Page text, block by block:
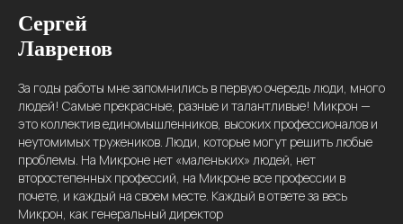
Сергей
Лавренов
За годы работы мне запомнились в первую очередь люди, много
людей! Самые прекрасные, разные и талантливые! Микрон —
это коллектив единомышленников, высоких профессионалов и
неутомимых тружеников. Люди, которые могут решить любые
проблемы. На Микроне нет «маленьких» людей, нет
второстепенных профессий, на Микроне все профессии в
почете, и каждый на своем месте. Каждый в ответе за весь
Микрон, как генеральный директор
Есть вопросы?
Заполни форму